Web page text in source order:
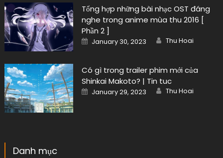
Tổng hợp những bài nhạc OST đáng
nghe trong anime mùa thu 2016 [
Phần 2 ]
Posted
on
January 30, 2023 Author
Thu Hoai
Có gì trong trailer phim mới của
Shinkai Makoto? | Tin tuc
Posted
on
January 29, 2023 Author
Thu Hoai
Danh mục